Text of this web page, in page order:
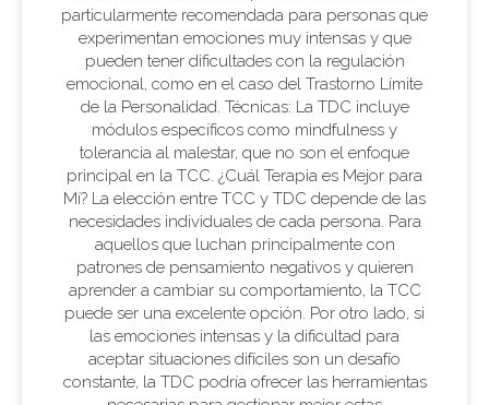
particularmente recomendada para personas que
experimentan emociones muy intensas y que
pueden tener dificultades con la regulación
emocional, como en el caso del Trastorno Límite
de la Personalidad. Técnicas: La TDC incluye
módulos específicos como mindfulness y
tolerancia al malestar, que no son el enfoque
principal en la TCC. ¿Cuál Terapia es Mejor para
Mí? La elección entre TCC y TDC depende de las
necesidades individuales de cada persona. Para
aquellos que luchan principalmente con
patrones de pensamiento negativos y quieren
aprender a cambiar su comportamiento, la TCC
puede ser una excelente opción. Por otro lado, si
las emociones intensas y la dificultad para
aceptar situaciones difíciles son un desafío
constante, la TDC podría ofrecer las herramientas